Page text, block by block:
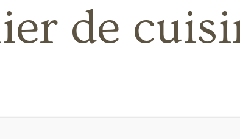
de